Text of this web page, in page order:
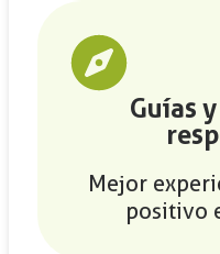
Guías
Mejor
positivo